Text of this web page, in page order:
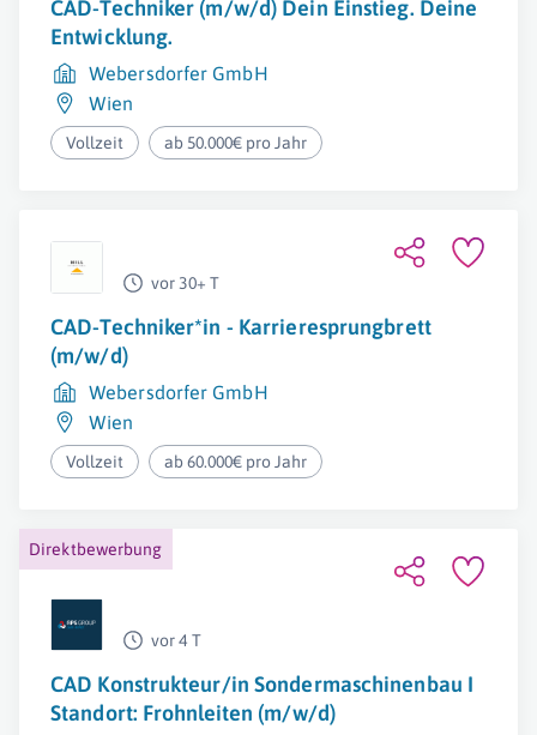
CAD-Techniker (m/w/d) Dein Einstieg. Deine
Entwicklung.
Webersdorfer GmbH
Wien
Vollzeit ab 50.000€ pro Jahr
vor 30+ T
CAD-Techniker*in - Karrieresprungbrett
(m/w/d)
Webersdorfer GmbH
Wien
Vollzeit ab 60.000€ pro Jahr
Direktbewerbung
vor 4 T
CAD Konstrukteur/in Sondermaschinenbau I
Standort: Frohnleiten (m/w/d)